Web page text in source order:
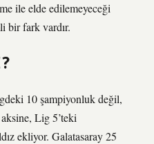
ile elde edilemeyeceği
bir fark vardır.
10 şampiyonluk değil,
aksine, Lig 5’teki
ekliyor. Galatasaray 25